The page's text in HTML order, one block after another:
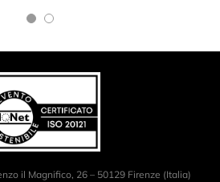
il Magnifico, 26 – 50129 Firenze (Italia)